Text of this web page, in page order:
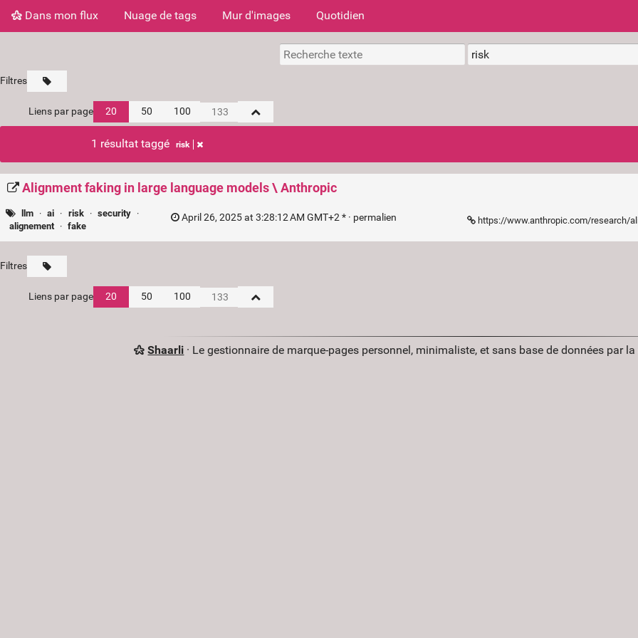
Dans mon flux Nuage de tags Mur d'images Quotidien
Filtres
Liens par page 20 50 100
1 résultat taggé risk
Alignment faking in large language models \ Anthropic
llm · ai · risk · security
·
alignement · fake
April 26, 2025 at 3:28:12 AM GMT+2 * · permalien https://www.anthropic.com/research/
Filtres
Liens par page 20 50 100
Shaarli · Le gestionnaire de marque-pages personnel, minimaliste, et sans base de données par